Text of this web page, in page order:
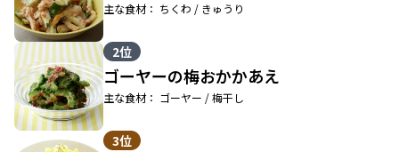
主な食材： ちくわ / きゅうり
2位
ゴーヤーの梅おかかあえ
主な食材： ゴーヤー / 梅干し
3位